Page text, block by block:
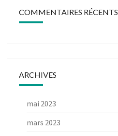
COMMENTAIRES RÉCENTS
ARCHIVES
mai 2023
mars 2023